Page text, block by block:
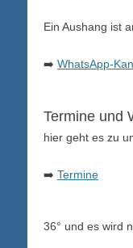
Ein Aushang ist
➡️ WhatsApp-
Termine und
hier geht es zu
➡️ Termine
36° und es wird